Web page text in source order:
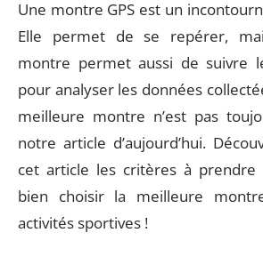
Une montre GPS est un
Elle permet de se repérer,
montre permet aussi de suivre
pour analyser les données
meilleure montre n’est pas
notre article d’aujourd’hui.
cet article les critères à
bien choisir la meilleure
activités sportives !